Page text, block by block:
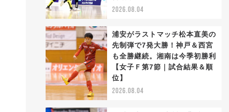
2026.08.04
浦安がラストマッチ松本直美の
先制弾で7発大勝！神戸＆西宮
も全勝継続。湘南は今季初勝利
【女子Ｆ第7節｜試合結果＆順
位】
2026.08.04